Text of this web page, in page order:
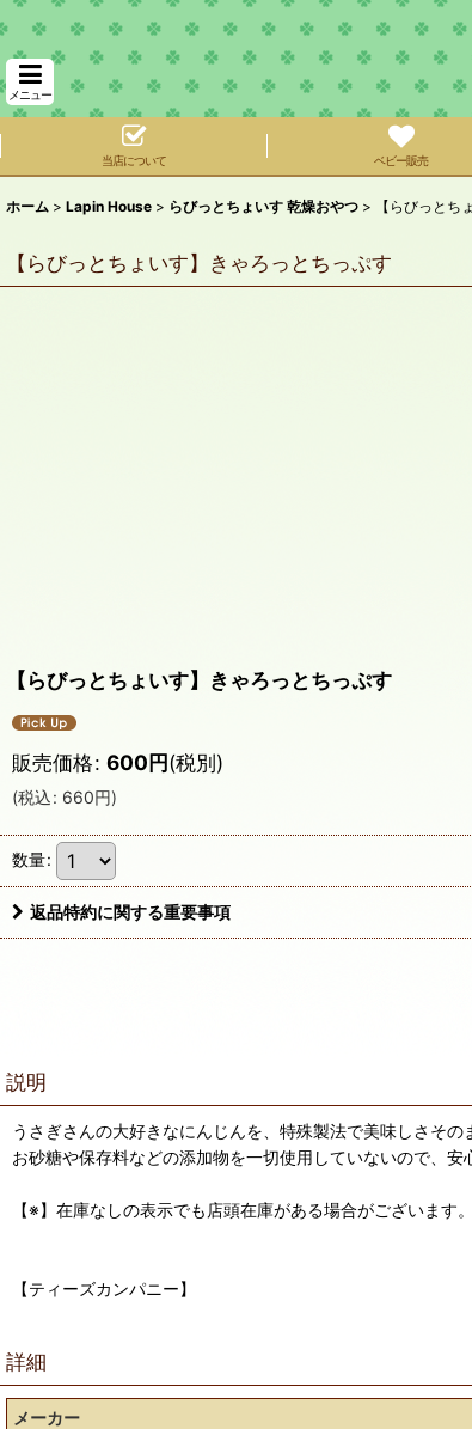
メニュー
当店について ベビー販売
ホーム > Lapin House > らびっとちょいす 乾燥おやつ > 【らびっとち
【らびっとちょいす】きゃろっとちっぷす
【らびっとちょいす】きゃろっとちっぷす
販売価格: 600円(税別)
(税込: 660円)
数量:
返品特約に関する重要事項
説明
うさぎさんの大好きなにんじんを、特殊製法で美味しさその
お砂糖や保存料などの添加物を一切使用していないので、安
【※】在庫なしの表示でも店頭在庫がある場合がございます
【ティーズカンパニー】
詳細
メーカー